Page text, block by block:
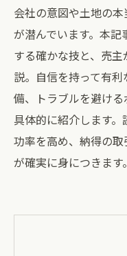
会社の意図や土地の
が潜んでいます。本
する確かな技と、売
説。自信を持って有
備、トラブルを避け
具体的に紹介します
功率を高め、納得の
が確実に身につきます。